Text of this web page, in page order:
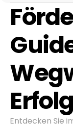
Erfolg
Entdecken Sie